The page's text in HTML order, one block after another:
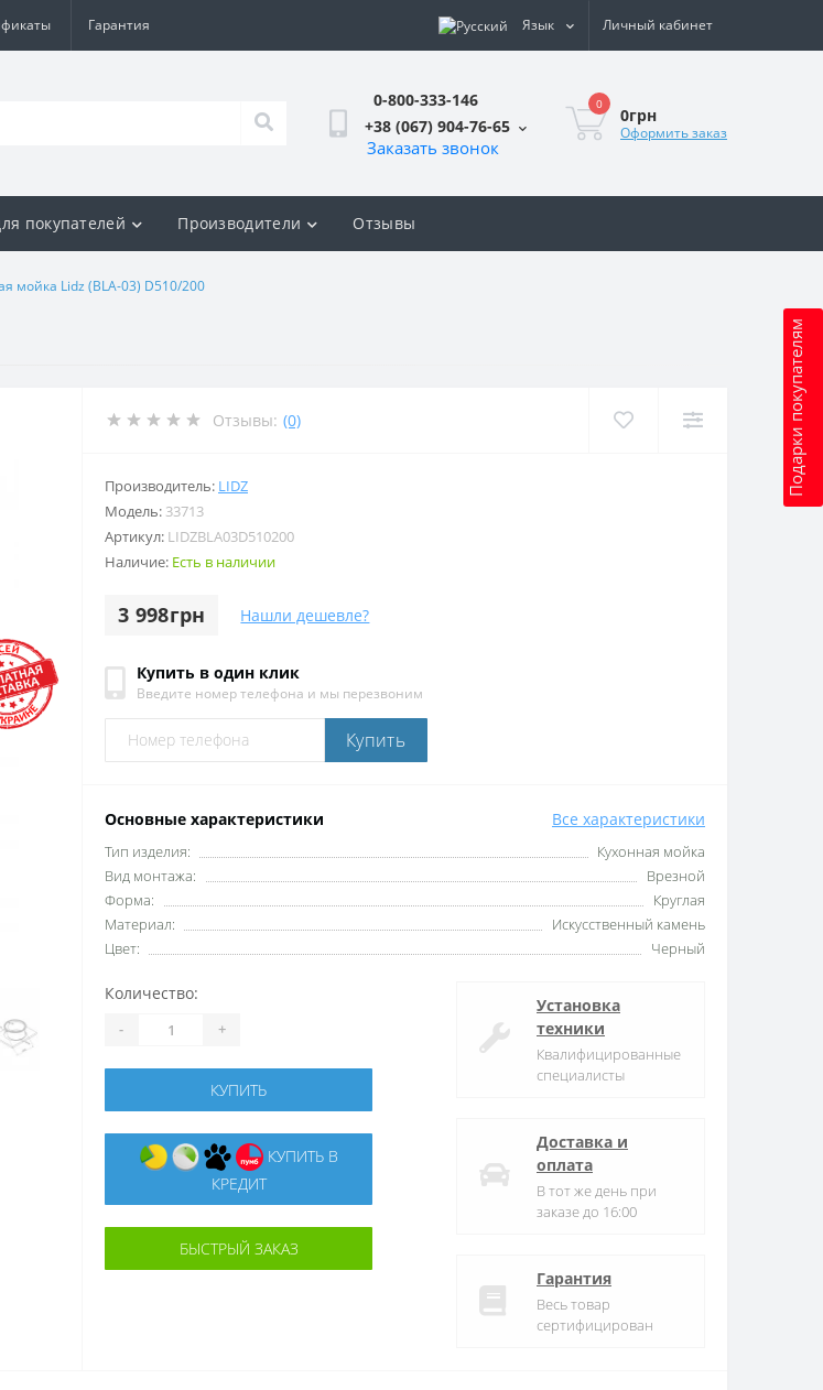
Гарантия Язык Личный кабинет
0-800-333-146
+38 (067) 904-76-65
Заказать звонок
0
0грн
Оформить заказ
Подарки покупателям
покупателей Производители Отзывы
мойка Lidz (BLA-03) D510/200
Отзывы: (0)
Производитель: LIDZ
Модель: 33713
Артикул: LIDZBLA03D510200
Наличие: Есть в наличии
3 998грн Нашли дешевле?
Купить в один клик
Введите номер телефона и мы перезвоним
Купить
Основные характеристики Все характеристики
Тип изделия:
Кухонная мойка
Вид монтажа:
Врезной
Форма:
Круглая
Материал:
Искусственный камень
Цвет:
Черный
Количество:
- +
КУПИТЬ
КУПИТЬ В
КРЕДИТ
БЫСТРЫЙ ЗАКАЗ
Установка
техники
Квалифицированные
специалисты
Доставка и
оплата
В тот же день при
заказе до 16:00
Гарантия
Весь товар
сертифицирован